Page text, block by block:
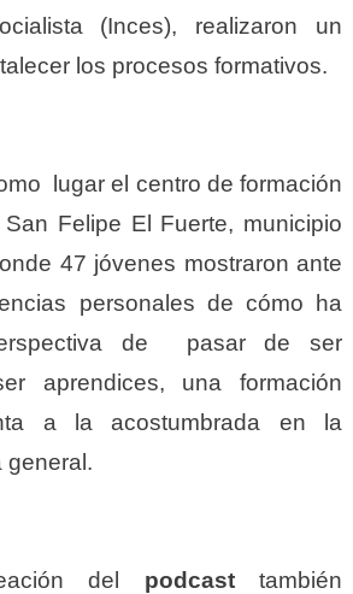
(Inces), realizaron un
los procesos formativos.
lugar el centro de formación
Felipe El Fuerte, municipio
47 jóvenes mostraron ante
personales de cómo ha
de pasar de ser
aprendices, una formación
a la acostumbrada en la
general.
del podcasttambién